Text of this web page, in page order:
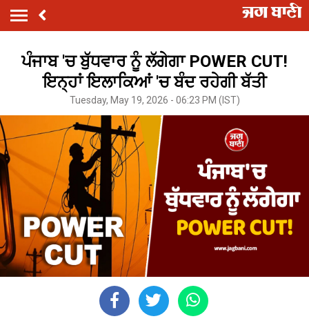
ਪੰਜਾਬ 'ਚ ਬੁੱਧਵਾਰ ਨੂੰ ਲੱਗੇਗਾ POWER CUT!
ਇਨ੍ਹਾਂ ਇਲਾਕਿਆਂ 'ਚ ਬੰਦ ਰਹੇਗੀ ਬੱਤੀ
Tuesday, May 19, 2026 - 06:23 PM (IST)